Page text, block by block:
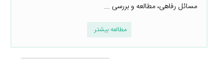
مسائل رفاهی، مطالعه و بررسی ...
مطالعه بیشتر